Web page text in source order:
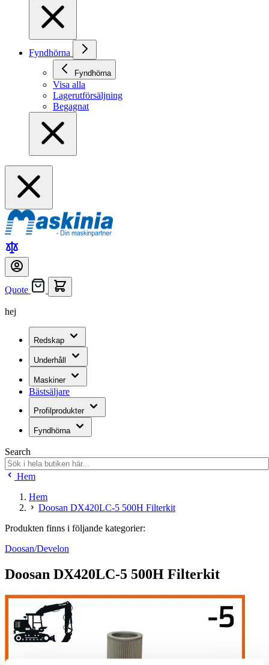
Fyndhörna
Fyndhörna
Visa alla
Lagerutförsäljning
Begagnat
Quote
hej
Redskap
Underhåll
Maskiner
Bästsäljare
Profilprodukter
Fyndhörna
Search
Hem
Hem
Doosan DX420LC-5 500H Filterkit
Produkten finns i följande kategorier:
Doosan/Develon
Doosan DX420LC-5 500H Filterkit